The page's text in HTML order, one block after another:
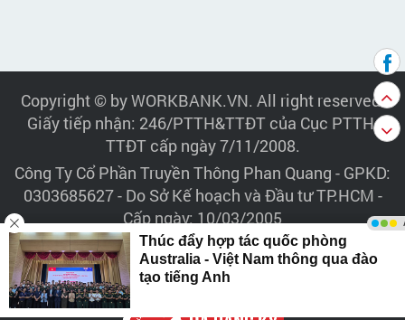
Copyright © by WORKBANK.VN. All right reserved.
Giấy tiếp nhận: 246/PTTH&TTĐT của Cục PTTH-
TTĐT cấp ngày 7/11/2008.
Công Ty Cổ Phần Truyền Thông Phan Quang - GPKD:
0303685627 - Do Sở Kế hoạch và Đầu tư TP.HCM -
Cấp ngày: 10/03/2005
Trụ sở:343/42 Sư Vạn Hạnh, Phường Hòa Hưng, TP.
HCM - Điện thoại: 028.6264.9264 - 028.6264.9283